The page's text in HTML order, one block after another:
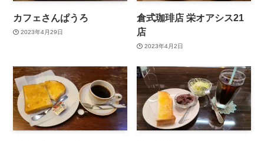
カフェさんぱうろ
2023年4月29日
倉式珈琲店 栄オアシス21
店
2023年4月2日